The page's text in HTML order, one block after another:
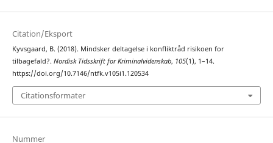
Citation/Eksport
Kyvsgaard, B. (2018). Mindsker deltagelse i konfliktråd risikoen for
tilbagefald?. Nordisk Tidsskrift for Kriminalvidenskab, 105(1), 1–14.
https://doi.org/10.7146/ntfk.v105i1.120534
Citationsformater
Nummer